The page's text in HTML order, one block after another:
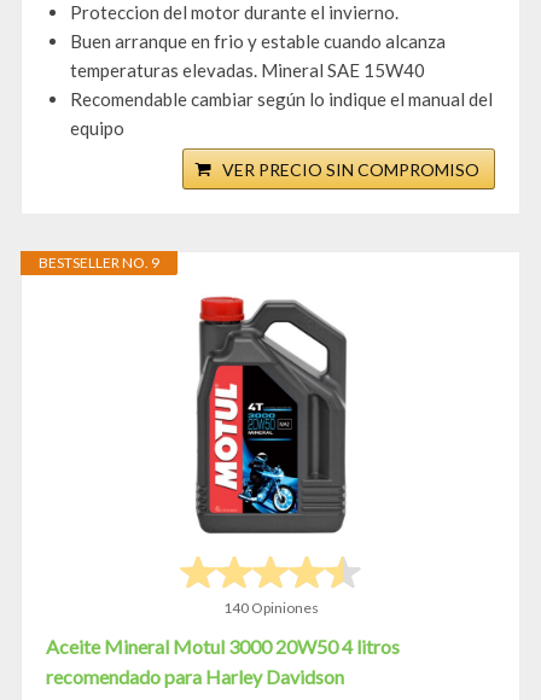
Proteccion del motor durante el invierno.
Buen arranque en frio y estable cuando alcanza
temperaturas elevadas. Mineral SAE 15W40
Recomendable cambiar según lo indique el manual del
equipo
VER PRECIO SIN COMPROMISO
BESTSELLER NO. 9
140 Opiniones
Aceite Mineral Motul 3000 20W50 4 litros
recomendado para Harley Davidson